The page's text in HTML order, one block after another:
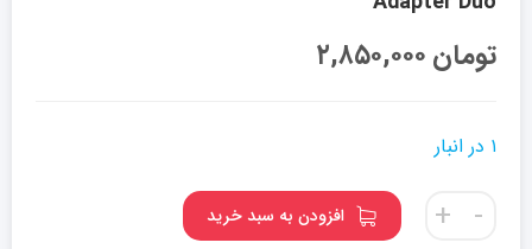
۲,۸۵۰,۰۰۰تومان
۱ در انبار
-
آداپتور
شارژر
+ افزودن به سبد خرید